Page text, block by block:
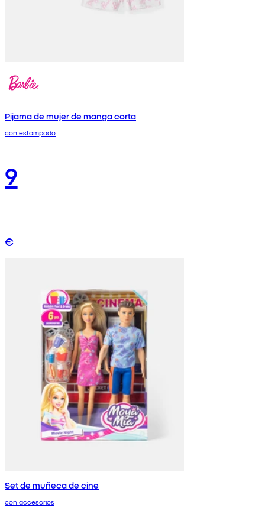
Pijama de mujer de manga corta
con estampado
9
€
Set de muñeca de cine
con accesorios